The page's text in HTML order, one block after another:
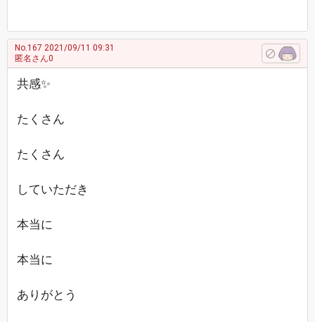
No.167 2021/09/11 09:31
匿名さん0
共感✨
たくさん
たくさん
していただき
本当に
本当に
ありがとう